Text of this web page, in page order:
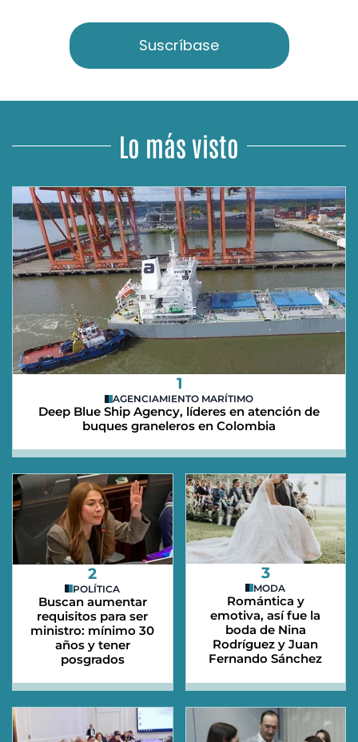
Suscríbase
Lo más visto
1
AGENCIAMIENTO MARÍTIMO
Deep Blue Ship Agency, líderes en atención de
buques graneleros en Colombia
2
POLÍTICA
Buscan aumentar
requisitos para ser
ministro: mínimo 30
años y tener
posgrados
3
MODA
Romántica y
emotiva, así fue la
boda de Nina
Rodríguez y Juan
Fernando Sánchez